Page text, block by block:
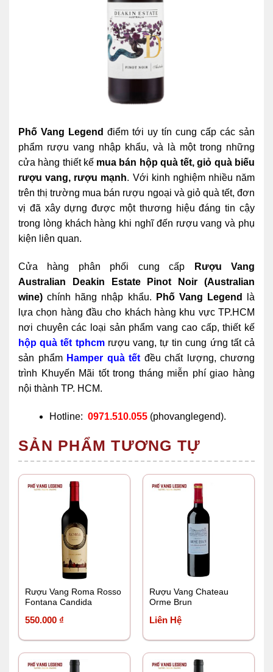
Phố Vang Legend điểm tới uy tín cung cấp các sản
phẩm rượu vang nhập khẩu, và là một trong những
cửa hàng thiết kế mua bán hộp quà tết, giỏ quà biếu
rượu vang, rượu mạnh. Với kinh nghiệm nhiều năm
trên thị trường mua bán rượu ngoại và giỏ quà tết, đơn
vị đã xây dựng được một thương hiệu đáng tin cậy
trong lòng khách hàng khi nghĩ đến rượu vang và phụ
kiện liên quan.
Cửa hàng phân phối cung cấp
Rượu Vang
Australian Deakin Estate Pinot Noir (Australian
wine)chính hãng nhập khẩu. Phố Vang Legend
là
lựa chọn hàng đầu cho khách hàng khu vực TP.HCM
nơi chuyên các loại sản phẩm vang cao cấp, thiết kế
hộp quà tết tphcmrượu vang, tự tin cung ứng tất cả
sản phẩm Hamper quà tết đều chất lượng, chương
trình Khuyến Mãi tốt trong tháng miễn phí giao hàng
nội thành TP. HCM.
Hotline: 0971.510.055 (phovanglegend).
SẢN PHẨM TƯƠNG TỰ
Rượu Vang Roma Rosso
Fontana Candida
550.000 ₫
Rượu Vang Chateau
Orme Brun
Liên Hệ